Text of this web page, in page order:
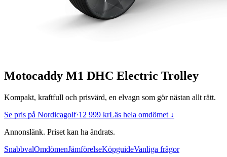
Motocaddy M1 DHC Electric Trolley
Kompakt, kraftfull och prisvärd, en elvagn som gör nästan allt rätt.
Se pris på Nordicagolf·12 999 krLäs hela omdömet ↓
Annonslänk. Priset kan ha ändrats.
SnabbvalOmdömenJämförelseKöpguideVanliga frågor